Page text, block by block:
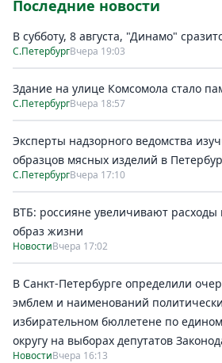
Последние новости
В субботу, 8 августа, "Динамо"
С.ПетербургВчера 19:03
Здание на улице Комсомола стало
С.ПетербургВчера 18:57
Эксперты надзорного ведомства
образцов мясных изделий в
С.ПетербургВчера 17:10
ВТБ: россияне увеличивают
образ жизни
НовостиВчера 17:02
В Санкт-Петербурге определили
эмблем и наименований
избирательном бюллетене по
округу на выборах депутатов
НовостиВчера 16:13